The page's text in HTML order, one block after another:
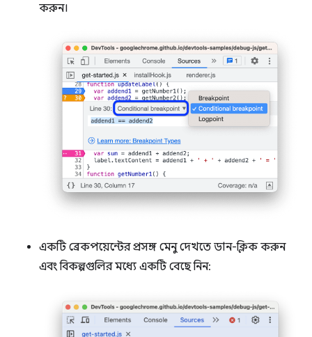
করুন।
একটি ব্রেকপয়েন্টের প্রসঙ্গ মেনু দেখতে ডান-ক্লিক করুন
এবং বিকল্পগুলির মধ্যে একটি বেছে নিন: